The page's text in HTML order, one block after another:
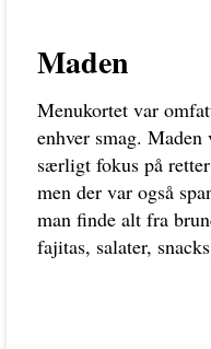
Maden
Menukortet var
enhver smag.
særligt fokus på
men der var også
man finde alt fra
fajitas, salater,